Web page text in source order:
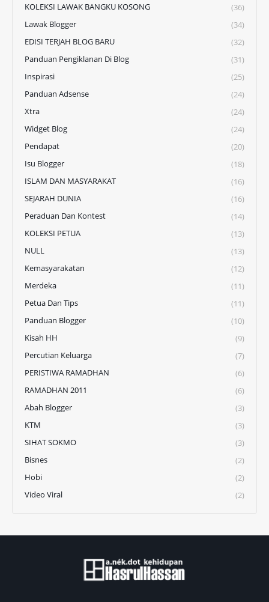
KOLEKSI LAWAK BANGKU KOSONG
(36)
Lawak Blogger
(34)
EDISI TERJAH BLOG BARU
(32)
Panduan Pengiklanan Di Blog
(31)
Inspirasi
(25)
Panduan Adsense
(24)
Xtra
(24)
Widget Blog
(24)
Pendapat
(20)
Isu Blogger
(18)
ISLAM DAN MASYARAKAT
(16)
SEJARAH DUNIA
(16)
Peraduan Dan Kontest
(14)
KOLEKSI PETUA
(13)
NULL
(13)
Kemasyarakatan
(12)
Merdeka
(11)
Petua Dan Tips
(11)
Panduan Blogger
(10)
Kisah HH
(9)
Percutian Keluarga
(7)
PERISTIWA RAMADHAN
(6)
RAMADHAN 2011
(6)
Abah Blogger
(3)
KTM
(3)
SIHAT SOKMO
(3)
Bisnes
(2)
Hobi
(2)
Video Viral
(2)